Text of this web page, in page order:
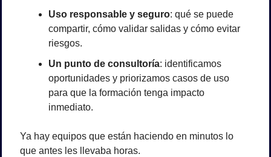
Uso responsable y seguro: qué se puede
compartir, cómo validar salidas y cómo evitar
riesgos.
Un punto de consultoría: identificamos
oportunidades y priorizamos casos de uso
para que la formación tenga impacto
inmediato.
Ya hay equipos que están haciendo en minutos lo
que antes les llevaba horas.